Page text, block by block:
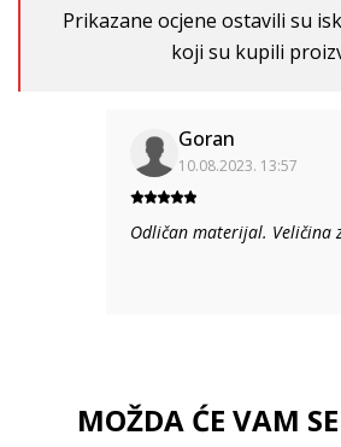
Prikazane ocjene ostavili su
koji su kupili
Goran
10.08.2023. 13:57
Odličan materijal. Veličina
MOŽDA ĆE VAM